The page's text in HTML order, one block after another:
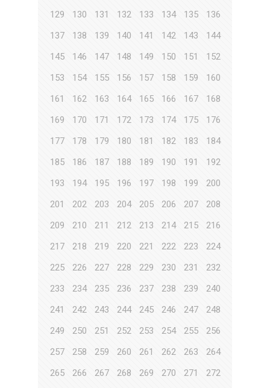
129
130 131 132 133 134 135
136
137
138 139 140 141 142 143
144
145
146 147 148 149 150 151
152
153
154 155 156 157 158 159
160
161
162 163 164 165 166 167
168
169
170 171 172 173 174 175
176
177
178 179 180 181 182 183
184
185
186 187 188 189 190 191
192
193
194 195 196 197 198 199
200
201
202 203 204 205 206 207
208
209
210 211 212 213 214 215
216
217
218 219 220 221 222 223
224
225
226 227 228 229 230 231
232
233
234 235 236 237 238 239
240
241
242 243 244 245 246 247
248
249
250 251 252 253 254 255
256
257
258 259 260 261 262 263
264
265
266 267 268 269 270 271
272